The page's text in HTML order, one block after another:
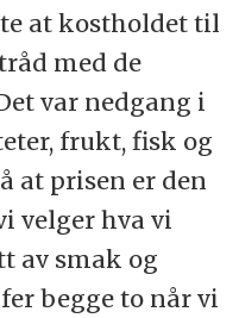
at kostholdet til
med de
var nedgang i
frukt, fisk og
at prisen er den
velger hva vi
av smak og
begge to når vi